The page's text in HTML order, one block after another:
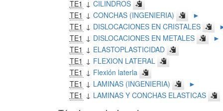
TE1 ↓ CILINDROS
TE1 ↓ CONCHAS (INGENIERIA)
►
TE1 ↓ DISLOCACIONES EN CRISTALES
TE1 ↓ DISLOCACIONES EN METALES
►
TE1 ↓ ELASTOPLASTICIDAD
TE1 ↓ FLEXION LATERAL
TE1 ↓ Flexión laterla
TE1 ↓ LAMINAS (INGENIERIA)
►
TE1 ↓ LAMINAS Y CONCHAS ELASTICAS